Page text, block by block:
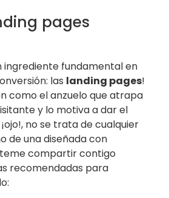
pages
ingrediente fundamental en
las landing pages!
como el anzuelo que atrapa
y lo motiva a dar el
no se trata de cualquier
de una diseñada con
compartir contigo
recomendadas para